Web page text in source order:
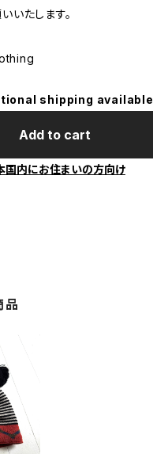
いたします。
shipping available
Add to cart
国内にお住まいの方向け
品